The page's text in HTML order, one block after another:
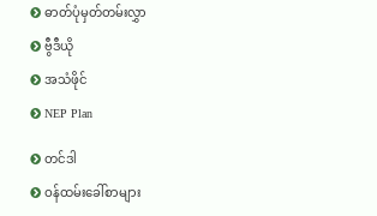
ဓာတ်ပုံမှတ်တမ်းလွှာ
ဗွီဒီယို
အသံဖိုင်
NEP Plan
တင်ဒါ
ဝန်ထမ်းခေါ်စာများ